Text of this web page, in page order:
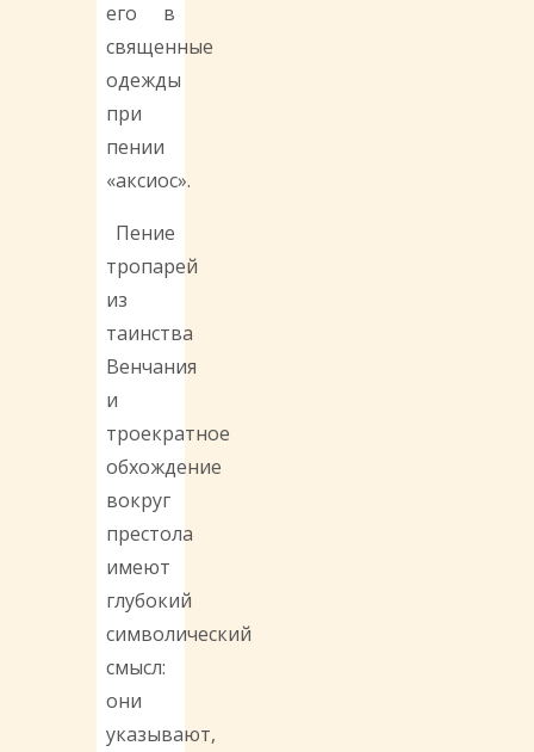
его в
священные
одежды
при
пении
«аксиос».
Пение
тропарей
из
таинства
Венчания
и
троекратное
обхождение
вокруг
престола
имеют
глубокий
символический
смысл:
они
указывают,